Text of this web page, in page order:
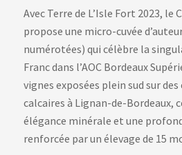
Avec Terre de L’Isle Fort 2023, le
propose une micro-cuvée
numérotées) qui célèbre la
Franc dans l’AOC Bordeaux
vignes exposées plein sud sur
calcaires à Lignan-de-Bordeaux,
élégance minérale et une
renforcée par un élevage de 15